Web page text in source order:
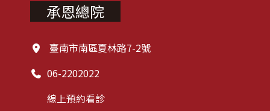
濕的溫和潤膚產品。 不要經常用指
甲搔抓皮膚。 維持規律的生活習
慣，勿日夜顛倒，勿晚睡。 保持愉
快的心情，避免過度焦慮。 【 飲食
習慣 】 飲食方面盡量避免烤、炸、
冷飲、少吃冰品 參考資料：台灣兒
承恩總院
臺南市南區夏林路7-2號
06-2202022
線上預約看診